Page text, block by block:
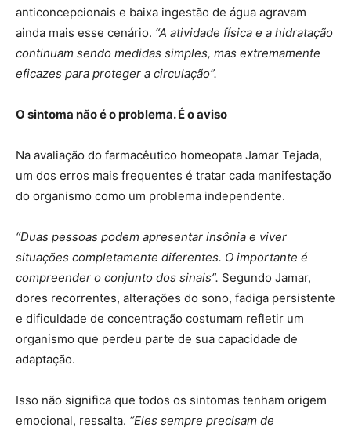
anticoncepcionais e baixa ingestão de água agravam
ainda mais esse cenário. “A atividade física e a hidratação
continuam sendo medidas simples, mas extremamente
eficazes para proteger a circulação”.
O sintoma não é o problema. É o aviso
Na avaliação do farmacêutico homeopata Jamar Tejada,
um dos erros mais frequentes é tratar cada manifestação
do organismo como um problema independente.
“Duas pessoas podem apresentar insônia e viver
situações completamente diferentes. O importante é
compreender o conjunto dos sinais”. Segundo Jamar,
dores recorrentes, alterações do sono, fadiga persistente
e dificuldade de concentração costumam refletir um
organismo que perdeu parte de sua capacidade de
adaptação.
Isso não significa que todos os sintomas tenham origem
emocional, ressalta. “Eles sempre precisam de